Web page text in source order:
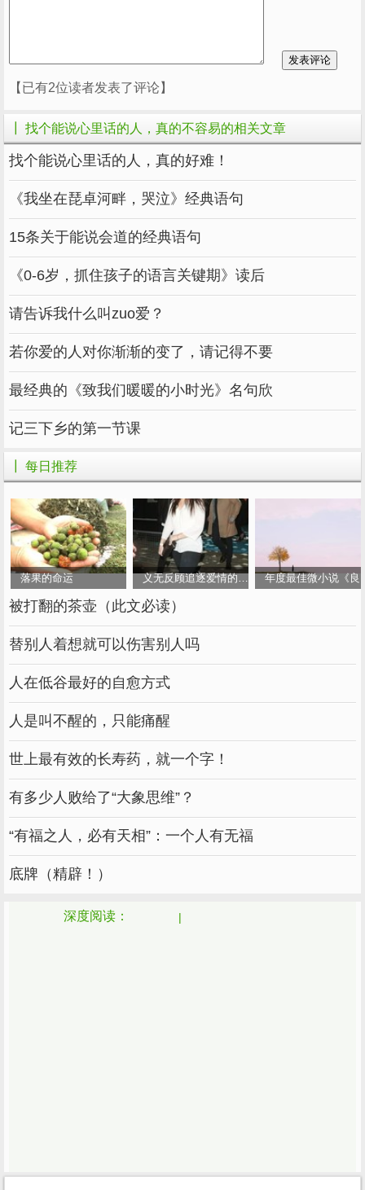
在别人眼里，选择一个坚强的人就像刀枪不入一
苦的日子有多难。
想哭也不敢哭，想说什么，却茫然发现身边空无
一人。
是的，每个人都是凡人，累了想有人依靠，苦了
想找人说，不是谁生来就坚强，没有人有义务独
自承受这种痛苦。
在这个浩瀚的三千世界里，很难找到一个能随时
说话的人。
我们每天都会遇到成千上万的人，但在那一刻，
能够回头看对方，相视一笑的人，似乎淹没在人
山人海中。
但我相信，合适的灵魂迟早会相遇。他会理解你
的悲欢离合和你的冷暖。
你一定会在某个时间，某个地方相遇，他会是你
安心的后盾，只有一只眼睛，就能理解你想说的
一切。
凡人的世界是纷扰的，有些事情，只开了就好，
有些苦，放下就好，有些人，也许命运还没到，
但我相信，两颗相知的心，总有一天，会穿越人
海相遇。
愿你余生有人陪伴，在这条漫长的路上，能有一
个说心话的人。
作者：莫言，心理学研究者，百万女性情感专
家，用文字为女性说话。
【已有2位读者发表了评论】
┃ 找个能说心里话的人，真的不容易的相关文章
找个能说心里话的人，真的好难！
《我坐在琵卓河畔，哭泣》经典语句
15条关于能说会道的经典语句
《0-6岁，抓住孩子的语言关键期》读后
请告诉我什么叫zuo爱？
若你爱的人对你渐渐的变了，请记得不要
最经典的《致我们暖暖的小时光》名句欣
记三下乡的第一节课
┃ 每日推荐
落果的命运 义无反顾追逐爱情的女人 年度最佳微小说《良
被打翻的茶壶（此文必读）
替别人着想就可以伤害别人吗
人在低谷最好的自愈方式
人是叫不醒的，只能痛醒
世上最有效的长寿药，就一个字！
有多少人败给了“大象思维”？
“有福之人，必有天相”：一个人有无福
底牌（精辟！）
深度阅读：